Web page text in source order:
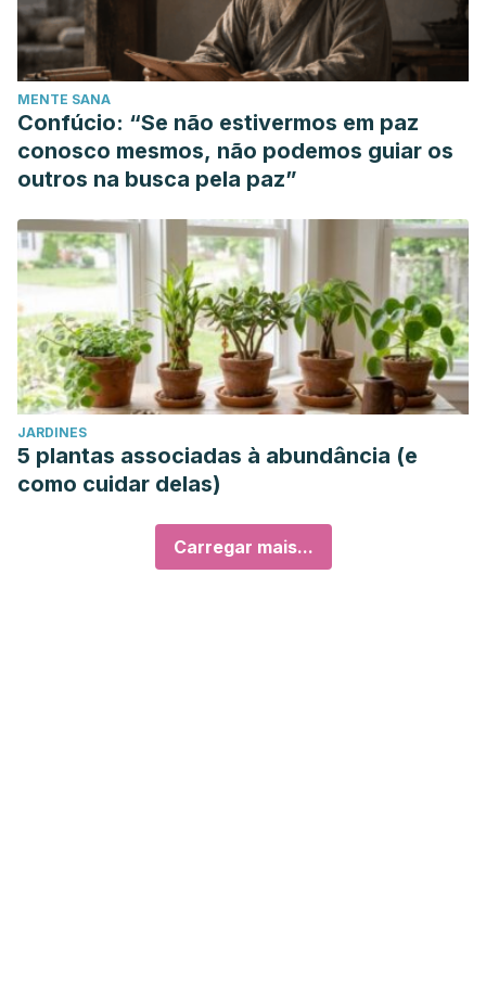
MENTE SANA
Confúcio: “Se não estivermos em paz
conosco mesmos, não podemos guiar os
outros na busca pela paz”
JARDINES
5 plantas associadas à abundância (e
como cuidar delas)
Carregar mais...